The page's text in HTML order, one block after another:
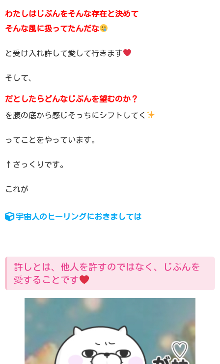
わたしはじぶんをそんな存在と決めて
そんな風に扱ってたんだな
と受け入れ許して愛して行きます
そして、
だとしたらどんなじぶんを望むのか？
を腹の底から感じそっちにシフトしてく
ってことをやっています。
↑ざっくりです。
これが
宇宙人のヒーリングにおきましては
許しとは、他人を許すのではなく、じぶんを
愛することです